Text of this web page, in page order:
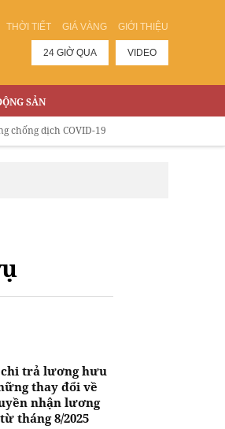
THỜI TIẾT GIÁ VÀNG GIỚI THIỆU
24 GIỜ QUA VIDEO
SẢN
COVID-19
trả lương hưu
thay đổi về
nhận lương
tháng 8/2025